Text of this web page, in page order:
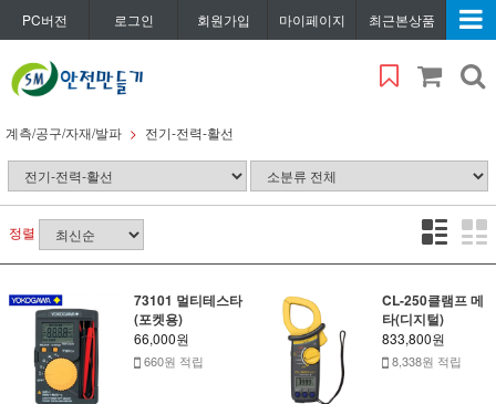
PC버전 로그인 회원가입 마이페이지 최근본상품
계측/공구/자재/발파 전기-전력-활선
정렬
73101 멀티테스타
(포켓용)
66,000원
660원 적립
CL-250클램프 메
타(디지털)
833,800원
8,338원 적립